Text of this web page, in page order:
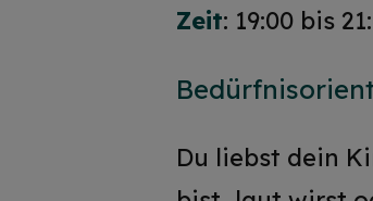
Zeit: 19:00 bis
Du liebst dein